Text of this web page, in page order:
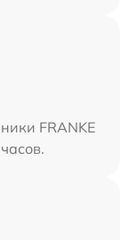
FRANKE